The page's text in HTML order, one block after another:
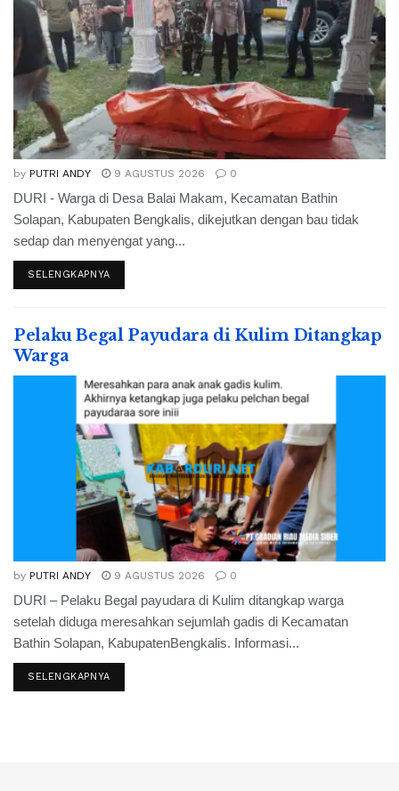
by PUTRI ANDY 9 AGUSTUS 2026 0
DURI - Warga di Desa Balai Makam, Kecamatan Bathin
Solapan, Kabupaten Bengkalis, dikejutkan dengan bau tidak
sedap dan menyengat yang...
SELENGKAPNYA
Pelaku Begal Payudara di Kulim Ditangkap
Warga
by PUTRI ANDY 9 AGUSTUS 2026 0
DURI – Pelaku Begal payudara di Kulim ditangkap warga
setelah diduga meresahkan sejumlah gadis di Kecamatan
Bathin Solapan, KabupatenBengkalis. Informasi...
SELENGKAPNYA